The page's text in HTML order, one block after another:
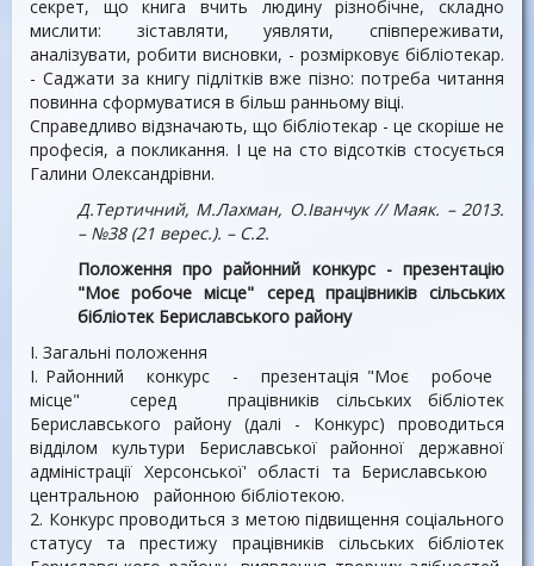
секрет, що книга вчить людину різнобічне, складно
мислити: зіставляти, уявляти, співпереживати,
аналізувати, робити висновки, - розмірковує бібліотекар.
- Саджати за книгу підлітків вже пізно: потреба читання
повинна сформуватися в більш ранньому віці.
Справедливо відзначають, що бібліотекар - це скоріше не
професія, а покликання. І це на сто відсотків стосується
Галини Олександрівни.
Д.Тертичний, М.Лахман, О.Іванчук // Маяк. – 2013.
– №38 (21 верес.). – С.2.
Положення про районний конкурс - презентацію
"Моє робоче місце" серед працівників сільських
бібліотек Бериславського району
І. Загальні положення
I. Районний конкурс - презентація "Моє робоче
місце" серед працівників сільських бібліотек
Бериславського району (далі - Конкурс) проводиться
відділом культури Бериславської районної державної
адміністрації Херсонської' області та Бериславською
центральною районною бібліотекою.
2. Конкурс проводиться з метою підвищення соціального
статусу та престижу працівників сільських бібліотек